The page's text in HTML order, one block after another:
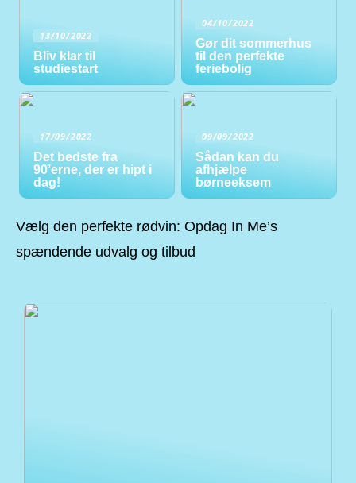
13/10/2022
Bliv klar til
studiestart
04/10/2022
Gør dit sommerhus
til den perfekte
feriebolig
17/09/2022
Det bedste fra
90’erne, der er hipt i
dag!
09/09/2022
Sådan kan du
afhjælpe
børneeksem
Vælg den perfekte rødvin: Opdag In Me’s
spændende udvalg og tilbud